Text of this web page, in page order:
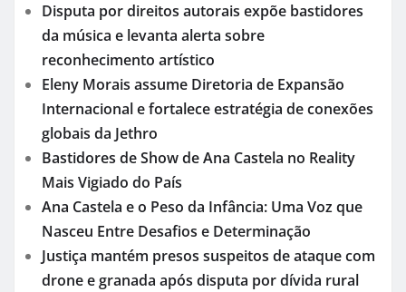
Disputa por direitos autorais expõe bastidores
da música e levanta alerta sobre
reconhecimento artístico
Eleny Morais assume Diretoria de Expansão
Internacional e fortalece estratégia de conexões
globais da Jethro
Bastidores de Show de Ana Castela no Reality
Mais Vigiado do País
Ana Castela e o Peso da Infância: Uma Voz que
Nasceu Entre Desafios e Determinação
Justiça mantém presos suspeitos de ataque com
drone e granada após disputa por dívida rural